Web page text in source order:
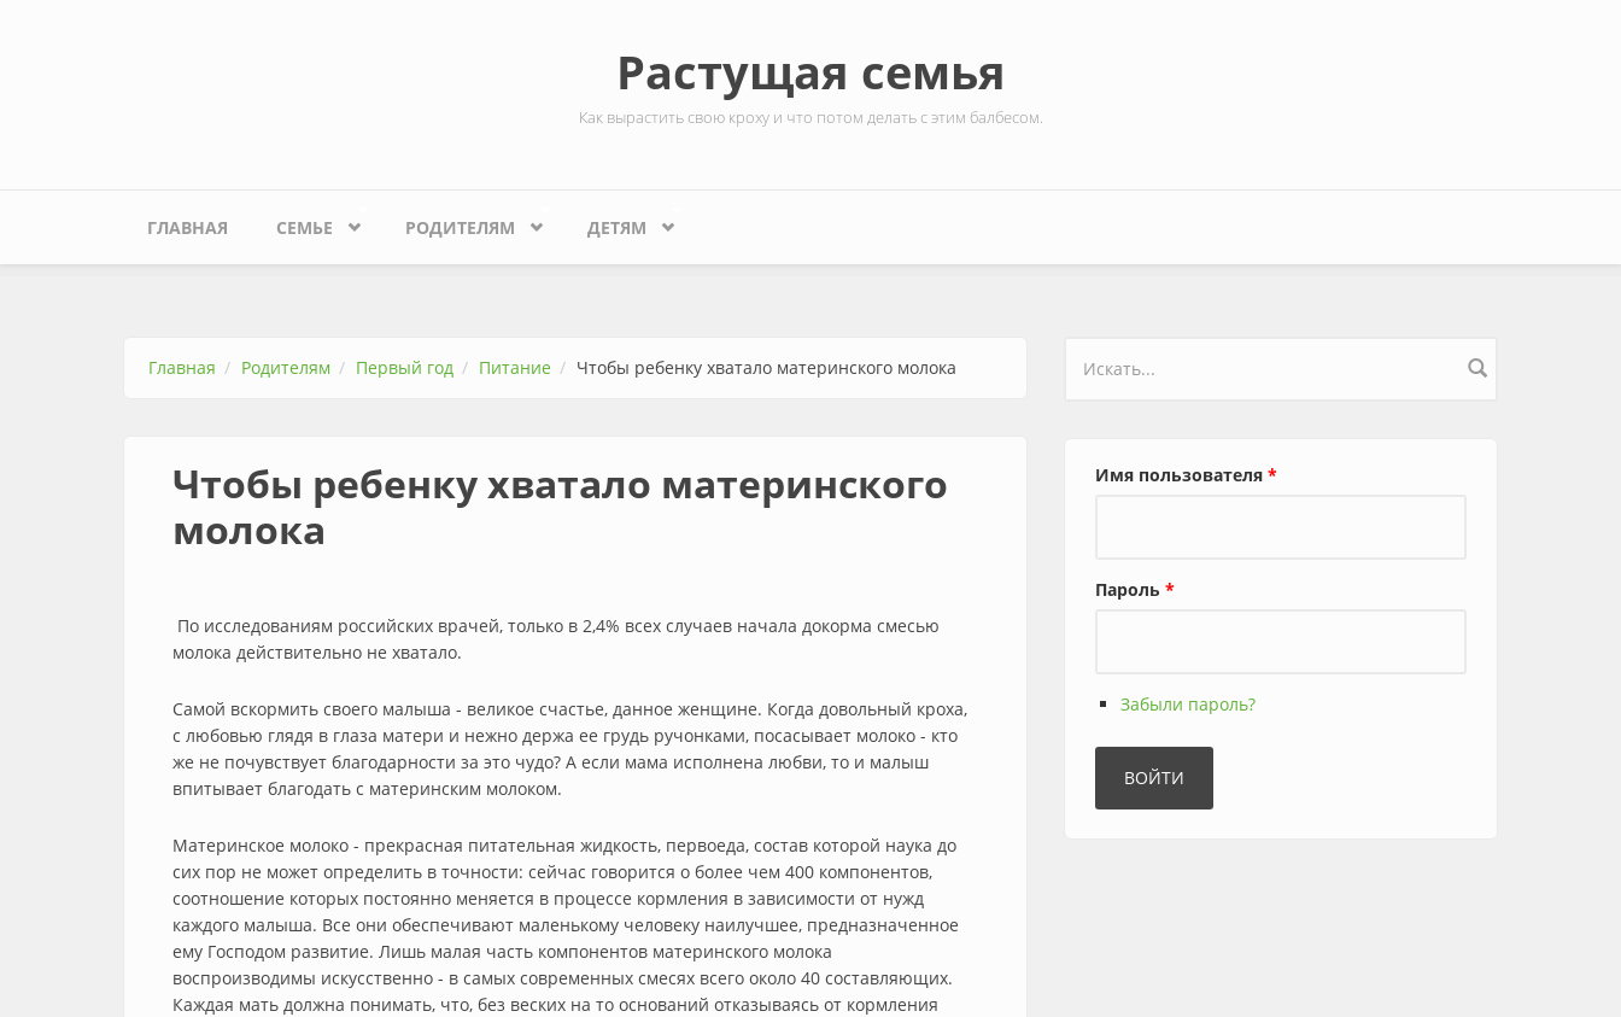
Растущая семья
Как вырастить свою кроху и что потом делать с этим балбесом.
ГЛАВНАЯ СЕМЬЕ РОДИТЕЛЯМ ДЕТЯМ
Главная Родителям Первый год Питание Чтобы ребенку хватало материнского молока
Чтобы ребенку хватало материнского
молока
По исследованиям российских врачей, только в 2,4% всех случаев начала докорма смесью
молока действительно не хватало.
Самой вскормить своего малыша - великое счастье, данное женщине. Когда довольный кроха,
с любовью глядя в глаза матери и нежно держа ее грудь ручонками, посасывает молоко - кто
же не почувствует благодарности за это чудо? А если мама исполнена любви, то и малыш
впитывает благодать с материнским молоком.
Материнское молоко - прекрасная питательная жидкость, первоеда, состав которой наука до
сих пор не может определить в точности: сейчас говорится о более чем 400 компонентов,
соотношение которых постоянно меняется в процессе кормления в зависимости от нужд
каждого малыша. Все они обеспечивают маленькому человеку наилучшее, предназначенное
ему Господом развитие. Лишь малая часть компонентов материнского молока
воспроизводимы искусственно - в самых современных смесях всего около 40 составляющих.
Каждая мать должна понимать, что, без веских на то оснований отказываясь от кормления
Форма поиска
Имя пользователя *
Пароль *
Забыли пароль?